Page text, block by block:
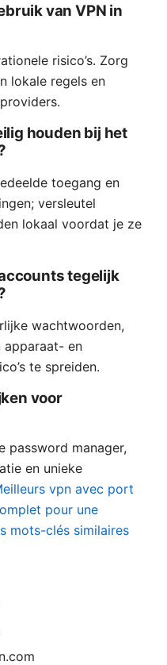
van VPN in
risico’s. Zorg
lokale regels en
houden bij het
toegang en
versleutel
lokaal voordat je ze
tegelijk
wachtwoorden,
apparaat- en
te spreiden.
voor
password manager,
en unieke
vpn avec port
pour une
mots-clés similaires